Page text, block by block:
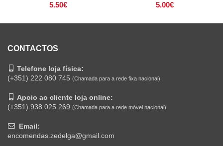
5.50€ 5.00€
CONTACTOS
Telefone loja física:
(+351) 222 080 745 (Chamada para a rede fixa nacional)
Apoio ao cliente loja online:
(+351) 938 025 269 (Chamada para a rede móvel nacional)
Email:
encomendas.zedelga@gmail.com